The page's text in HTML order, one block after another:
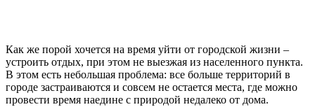
Как же порой хочется на время уйти от городской жизни –
устроить отдых, при этом не выезжая из населенного пункта.
В этом есть небольшая проблема: все больше территорий в
городе застраиваются и совсем не остается места, где можно
провести время наедине с природой недалеко от дома.